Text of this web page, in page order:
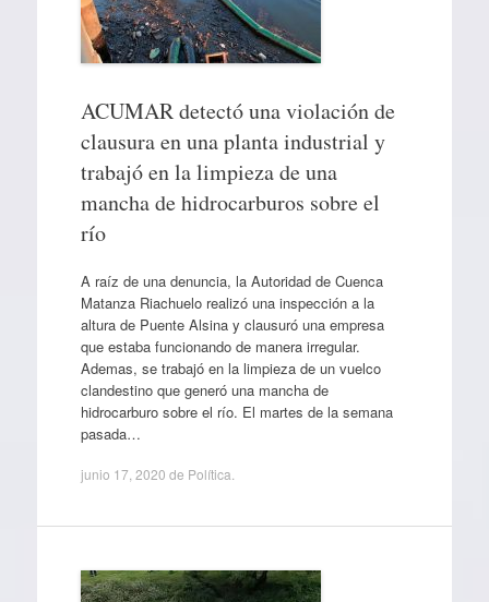
ACUMAR detectó una violación de
clausura en una planta industrial y
trabajó en la limpieza de una
mancha de hidrocarburos sobre el
río
A raíz de una denuncia, la Autoridad de Cuenca
Matanza Riachuelo realizó una inspección a la
altura de Puente Alsina y clausuró una empresa
que estaba funcionando de manera irregular.
Ademas, se trabajó en la limpieza de un vuelco
clandestino que generó una mancha de
hidrocarburo sobre el río. El martes de la semana
pasada…
junio 17, 2020 de Política